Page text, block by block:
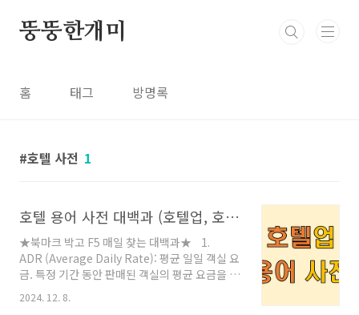
뚱뚱한개미
홈 태그 방명록
호텔 사전 1
호텔 용어 사전 대백과 (호텔업, 호텔 경영, 호텔 회계, 호텔 운영)
★북마크 박고 F5 매일 찾는 대백과★ 1.
ADR (Average Daily Rate): 평균 일일 객실 요
금. 특정 기간 동안 판매된 객실의 평균 요금을 의
미합니다.2. RevPAR (Revenue Per
Available Room): 가용 객실당 수익. 호텔의 총
2024. 12. 8.